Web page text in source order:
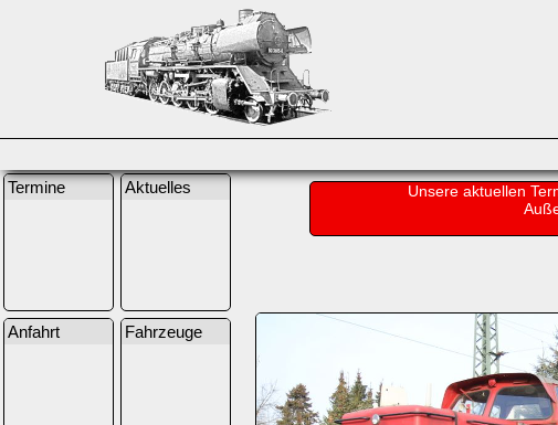
Termine Aktuelles
Anfahrt Fahrzeuge
Unsere aktuellen